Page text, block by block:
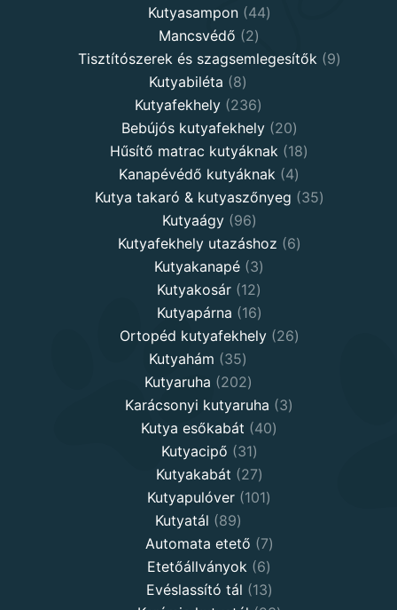
products
Kutyasampon 4444
Mancsvédő 22
products
Tisztítószerek és szagsemlegesítők 99
Kutyabiléta 88
products
Kutyafekhely 236236
products
Bebújós kutyafekhely 2020
products
Hűsítő matrac kutyáknak 1818
Kanapévédő kutyáknak 44
products
Kutya takaró & kutyaszőnyeg 3535
Kutyaágy 9696
products
Kutyafekhely utazáshoz 66
Kutyakanapé 33
products
Kutyakosár 1212
products
Kutyapárna 1616
products
Ortopéd kutyafekhely 2626
Kutyahám 3535
products
Kutyaruha 202202
products
Karácsonyi kutyaruha 33
Kutya esőkabát 4040
Kutyacipő 3131
products
Kutyakabát 2727
products
Kutyapulóver 101101
Kutyatál 8989
products
Automata etető 77
products
Etetőállványok 66
products
Evéslassító tál 1313